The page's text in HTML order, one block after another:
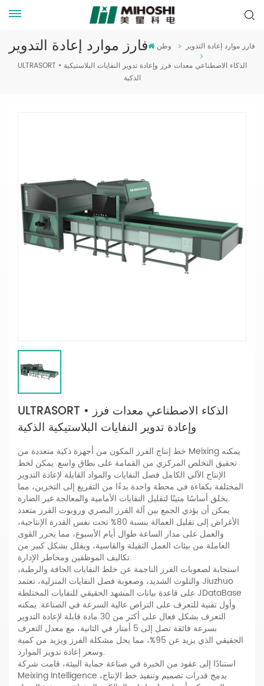
فارز موارد إعادة التدوير وطن
فارز موارد إعادة التدوير
ULTRASORT • الذكاء الاصطناعي معدات فرز وإعادة تدوير النفايات البلاستيكية
الذكية
ULTRASORT • الذكاء الاصطناعي معدات فرز
وإعادة تدوير النفايات البلاستيكية الذكية
خط إنتاج الفرز المكون من أجهزة ذكية متعددة من Meixing يمكنه
تحقيق التخلص المركزي من القمامة على نطاق واسع. يمكن لخط
الإنتاج الآلي الكامل فصل النفايات والمواد القابلة لإعادة التدوير
المختلفة بكفاءة في محطة واحدة بدءًا من التفريغ إلى التخزين، مما
يخلق أساسًا متينًا لتقليل النفايات الأمامية والمعالجة غير الضارة.
يمكن أن يؤدي الجمع بين آلة الفرز البصري وروبوت الفرز متعدد
الأغراض إلى تقليل العمالة بنسبة 80% تحت نفس القدرة الإنتاجية،
والعمل على مدار الساعة طوال أيام الأسبوع، مما يحرر القوى
العاملة من بيئات العمل الثقيلة والقاسية، ويقلل بشكل كبير من
تكاليف الموظفين ومخاطر الإدارة.
استجابة لصعوبات الفرز الناجمة عن خلط النفايات الجافة والرطبة،
والتلوث الشديد، وصعوبة فصل النفايات المنزلية، تعتمد Jiuzhuo
على قاعدة بيانات المشهد الحقيقي للنفايات المختلطة JDataBase
وأول تقنية للتعرف على التراص عالية السرعة في الصناعة. يمكنه
التعرف بشكل فعال على أكثر من 30 مادة قابلة لإعادة التدوير
بسرعة فائقة تصل إلى 5 أمتار في الثانية، مع معدل التعرف
الحقيقي الذي يزيد عن 95%، مما يحل مشكلة الفرز ويزيد من كمية
وسعر إعادة تدوير الموارد.
استنادًا إلى عقود من الخبرة في صناعة حماية البيئة، قامت شركة
Meixing Intelligence بدمج قدرات تصميم وتنفيذ خط الإنتاج،